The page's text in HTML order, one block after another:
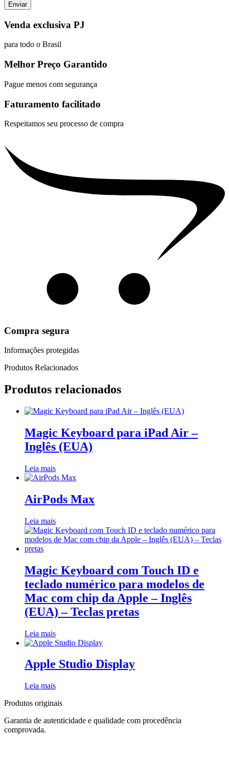
Venda exclusiva PJ
para todo o Brasil
Melhor Preço Garantido
Pague menos com segurança
Faturamento facilitado
Respeitamos seu processo de compra
Compra segura
Informações protegidas
Produtos Relacionados
Produtos relacionados
Magic Keyboard para iPad Air –
Inglês (EUA)
Leia mais
AirPods Max
Leia mais
Magic Keyboard com Touch ID e
teclado numérico para modelos de
Mac com chip da Apple – Inglês
(EUA) – Teclas pretas
Leia mais
Apple Studio Display
Leia mais
Produtos originais
Garantia de autenticidade e qualidade com procedência
comprovada.